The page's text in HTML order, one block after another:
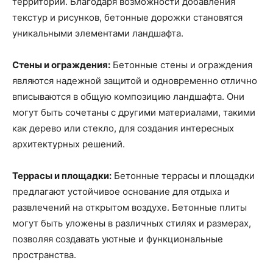
текстур и рисунков, бетонные дорожки становятся
уникальными элементами ландшафта.
Стены и ограждения: Бетонные стены и ограждения
являются надежной защитой и одновременно отлично
вписываются в общую композицию ландшафта. Они
могут быть сочетаны с другими материалами, такими
как дерево или стекло, для создания интересных
архитектурных решений.
Террасы и площадки: Бетонные террасы и площадки
предлагают устойчивое основание для отдыха и
развлечений на открытом воздухе. Бетонные плиты
могут быть уложены в различных стилях и размерах,
позволяя создавать уютные и функциональные
пространства.